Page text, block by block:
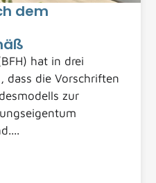
dem
hat in drei
dass die Vorschriften
zur